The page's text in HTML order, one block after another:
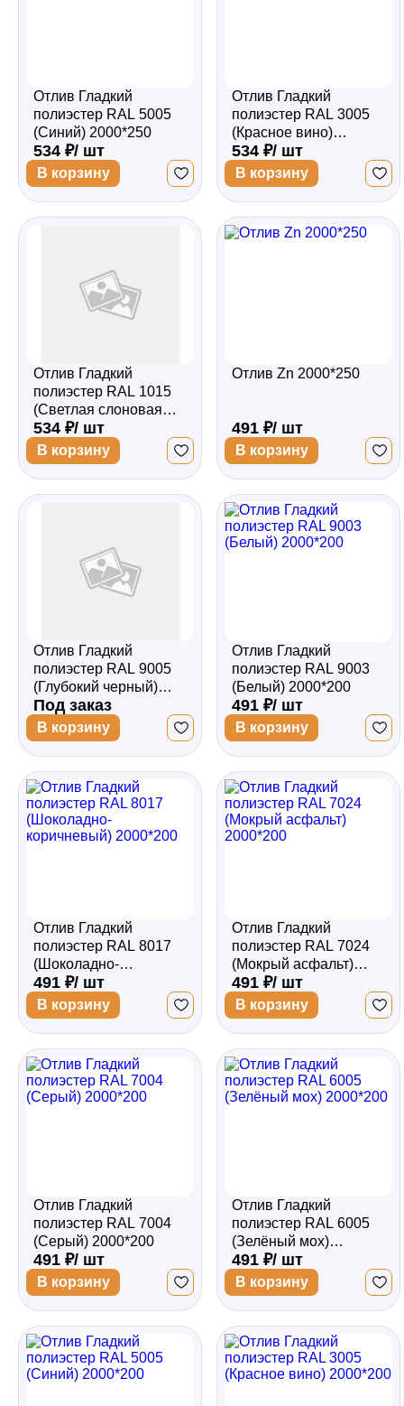
Отлив Гладкий
полиэстер RAL 5005
(Синий) 2000*250
534 ₽/ шт
В корзину
Отлив Гладкий
полиэстер RAL 3005
(Красное вино)
2000*250
534 ₽/ шт
В корзину
Отлив Гладкий
полиэстер RAL 1015
(Светлая слоновая
кость) 2000*250
534 ₽/ шт
В корзину
Отлив Zn 2000*250
491 ₽/ шт
В корзину
Отлив Гладкий
полиэстер RAL 9005
(Глубокий черный)
2000*200
Под заказ
В корзину
Отлив Гладкий
полиэстер RAL 9003
(Белый) 2000*200
491 ₽/ шт
В корзину
Отлив Гладкий
полиэстер RAL 8017
(Шоколадно-
коричневый) 2000*200
491 ₽/ шт
В корзину
Отлив Гладкий
полиэстер RAL 7024
(Мокрый асфальт)
2000*200
491 ₽/ шт
В корзину
Отлив Гладкий
полиэстер RAL 7004
(Серый) 2000*200
491 ₽/ шт
В корзину
Отлив Гладкий
полиэстер RAL 6005
(Зелёный мох)
2000*200
491 ₽/ шт
В корзину